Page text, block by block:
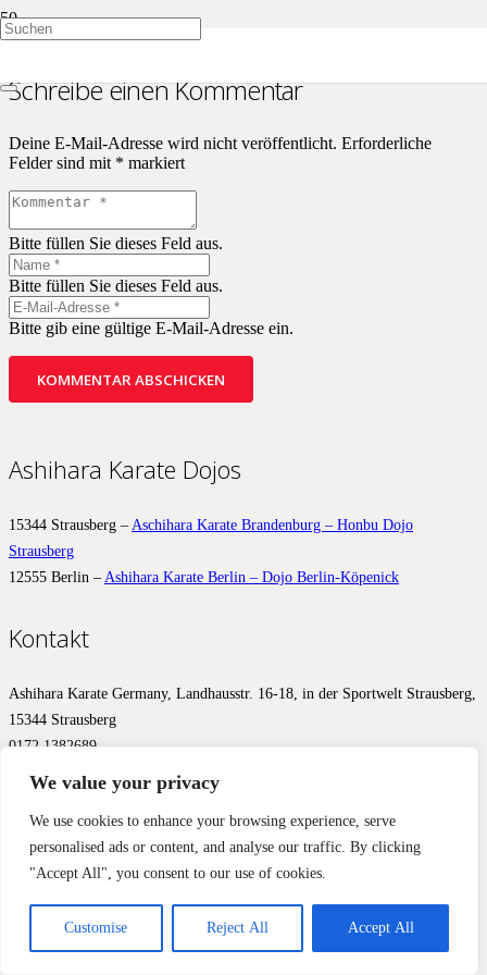
We value your privacy
We use cookies to enhance your browsing experience, serve
personalised ads or content, and analyse our traffic. By clicking
"Accept All", you consent to our use of cookies.
Customise Reject All Accept All
Schreibe einen Kommentar
Deine E-Mail-Adresse wird nicht veröffentlicht. Erforderliche
Felder sind mit * markiert
Bitte füllen Sie dieses Feld aus.
Bitte füllen Sie dieses Feld aus.
Bitte gib eine gültige E-Mail-Adresse ein.
KOMMENTAR ABSCHICKEN
Ashihara Karate Dojos
15344 Strausberg – Aschihara Karate Brandenburg – Honbu Dojo
Strausberg
12555 Berlin – Ashihara Karate Berlin – Dojo Berlin-Köpenick
Kontakt
Ashihara Karate Germany, Landhausstr. 16-18, in der Sportwelt Strausberg,
15344 Strausberg
0172 1382689
© 2017 – 2026 Ashihara.de – Impressum & Datenschutz
Diese Website benutzt Cookies, Google Analytics und Facebook
Pixels, um Ihnen ein optimales Ergebnis zu liefern. Wir aktivieren
diese Werkzeuge erst mit Ihrer Zustimmung. Einverstanden
Nein, nicht einverstanden
Mehr Informationen